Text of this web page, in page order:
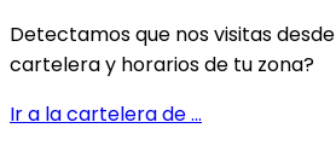
Detectamos que nos visitas desde
cartelera y horarios de tu zona?
Ir a la cartelera de...